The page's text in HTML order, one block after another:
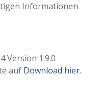
Informationen
Version 1.9.0
auf Download hier.